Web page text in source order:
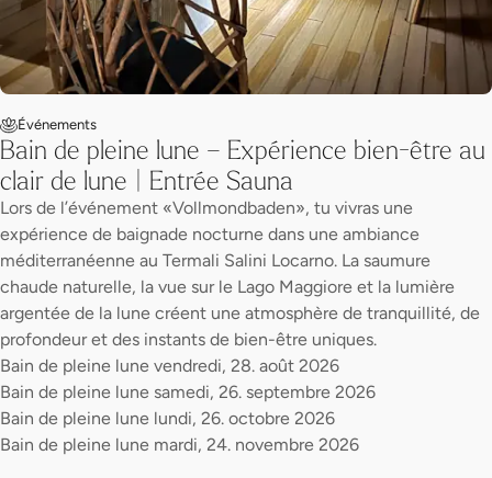
Événements
Bain de pleine lune – Expérience bien-être au
clair de lune | Entrée Sauna
Lors de l’événement «Vollmondbaden», tu vivras une
expérience de baignade nocturne dans une ambiance
méditerranéenne au Termali Salini Locarno. La saumure
chaude naturelle, la vue sur le Lago Maggiore et la lumière
argentée de la lune créent une atmosphère de tranquillité, de
profondeur et des instants de bien-être uniques.
Bain de pleine lune vendredi, 28. août 2026
Bain de pleine lune samedi, 26. septembre 2026
Bain de pleine lune lundi, 26. octobre 2026
Bain de pleine lune mardi, 24. novembre 2026